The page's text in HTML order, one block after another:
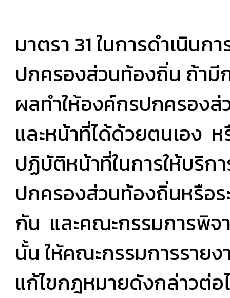
มาตรา 31 ในการดำเนิน
ปกครองส่วนท้องถิ่น ถ้า
ผลทำให้องค์กรปกครองส่
และหน้าที่ได้ด้วยตนเอง
ปฏิบัติหน้าที่ในการให้บริก
ปกครองส่วนท้องถิ่นหรือ
กัน และคณะกรรมการพิจ
นั้น ให้คณะกรรมการราย
แก้ไขกฎหมายดังกล่าวต่อ